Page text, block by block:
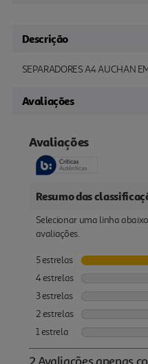
Descrição
SEPARADORES A4 AUCHAN
Avaliações